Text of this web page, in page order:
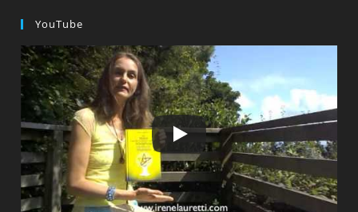
Gemeinsam?
YouTube